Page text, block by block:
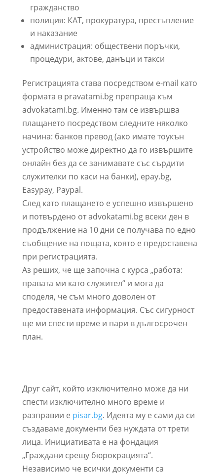
гражданство
полиция: КАТ, прокуратура, престъпление
и наказание
администрация: обществени поръчки,
процедури, актове, данъци и такси
Регистрацията става посредством e-mail като
формата в pravatami.bg препраща към
advokatami.bg. Именно там се извършва
плащането посредством следните няколко
начина: банков превод (ако имате тоукън
устройство може директно да го извършите
онлайн без да се занимавате със сърдити
служителки по каси на банки), epay.bg,
Easypay, Paypal.
След като плащането е успешно извършено
и потвърдено от advokatami.bg всеки ден в
продължение на 10 дни се получава по едно
съобщение на пощата, която е предоставена
при регистрацията.
Аз реших, че ще започна с курса „работа:
правата ми като служител“ и мога да
споделя, че съм много доволен от
предоставената информация. Със сигурност
ще ми спести време и пари в дългосрочен
план.
Друг сайт, който изключително може да ни
спести изключително много време и
разправии е pisar.bg. Идеята му е сами да си
създаваме документи без нуждата от трети
лица. Инициативата е на фондация
„Граждани срещу бюрокрацията“.
Независимо че всички документи са